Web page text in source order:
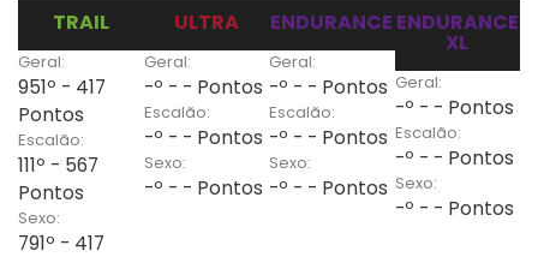
TRAIL
Geral:
951º - 417
Pontos
Escalão:
111º - 567
Pontos
Sexo:
791º - 417
ULTRA
Geral:
-º - - Pontos
Escalão:
-º - - Pontos
Sexo:
-º - - Pontos
ENDURANCE
Geral:
-º - - Pontos
Escalão:
-º - - Pontos
Sexo:
-º - - Pontos
ENDURANCE
XL
Geral:
-º - - Pontos
Escalão:
-º - - Pontos
Sexo:
-º - - Pontos